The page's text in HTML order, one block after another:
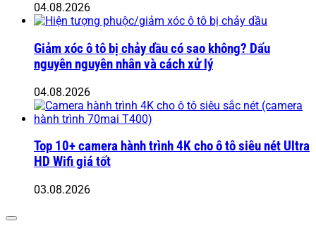
04.08.2026
Giảm xóc ô tô bị chảy dầu có sao không? Dấu
nguyên nguyên nhân và cách xử lý
04.08.2026
Top 10+ camera hành trình 4K cho ô tô siêu nét Ultra
HD Wifi giá tốt
03.08.2026